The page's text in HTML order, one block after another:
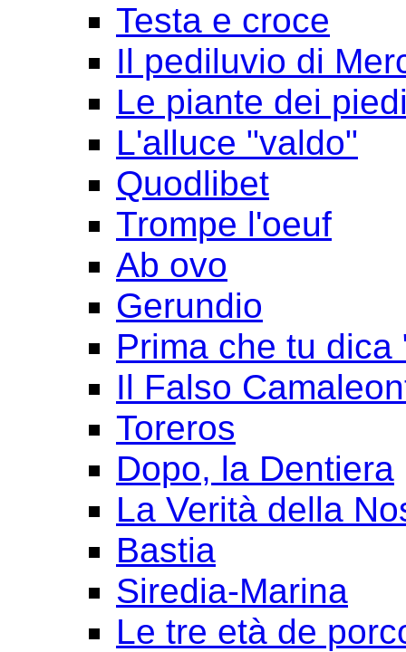
Testa e croce
Il pediluvio di
Le piante dei
L'alluce "valdo"
Quodlibet
Trompe l'oeuf
Ab ovo
Gerundio
Prima che tu dica
Il Falso
Toreros
Dopo, la Dentiera
La Verità della
Bastia
Siredia-Marina
Le tre età de